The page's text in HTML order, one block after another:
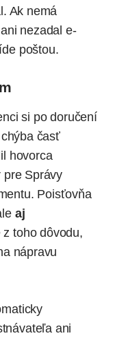
Ak nemá
nezadal e-
poštou.
si po doručení
časť
hovorca
pre Správy
Poisťovňa
aj
toho dôvodu,
nápravu
ani